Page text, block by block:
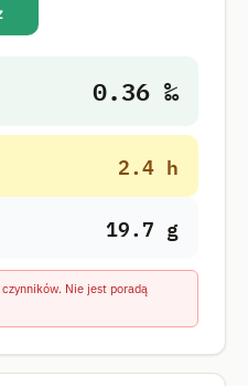
0.36 ‰
2.4 h
19.7 g
Nie jest poradą